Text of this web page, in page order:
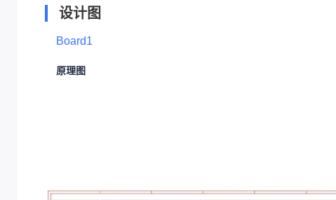
设计图
Board1
原理图